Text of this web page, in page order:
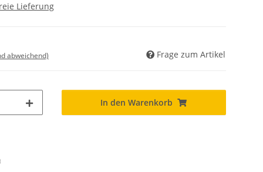
Lieferung
abweichend) Frage zum Artikel
In den Warenkorb